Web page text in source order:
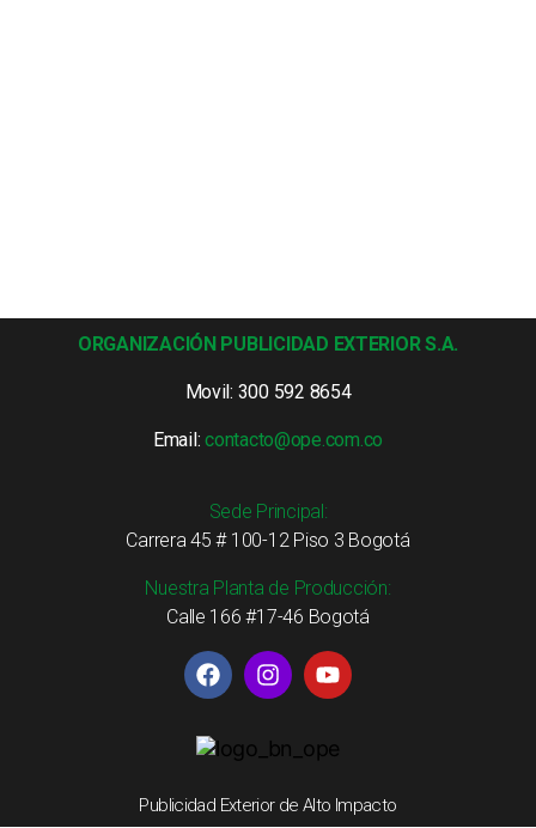
ORGANIZACIÓN PUBLICIDAD EXTERIOR S.A.
Movil: 300 592 8654
Email:contacto@ope.com.co
Sede Principal:
Carrera 45 # 100-12 Piso 3 Bogotá
Nuestra Planta de Producción:
Calle 166 #17-46 Bogotá
Publicidad Exterior de Alto Impacto